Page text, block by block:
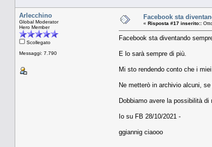
Arlecchino
Global Moderator
Hero Member
Scollegato
Messaggi: 7.790
Facebook sta
« Risposta #17 inserito::
Facebook sta diventando
E lo sarà sempre di più.
Mi sto rendendo conto che i
Ne metterò in archivio alcuni,
Dobbiamo avere la possibilità di
Io su FB 28/10/2021 -
ggiannig ciaooo